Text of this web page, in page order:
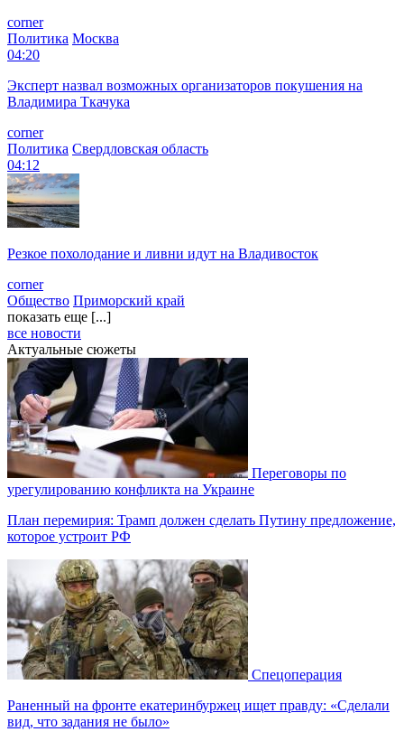
corner
Политика Москва
04:20
Эксперт назвал возможных организаторов покушения на
Владимира Ткачука
corner
Политика Свердловская область
04:12
Резкое похолодание и ливни идут на Владивосток
corner
Общество Приморский край
показать еще [...]
все новости
Актуальные сюжеты
Переговоры по
урегулированию конфликта на Украине
План перемирия: Трамп должен сделать Путину предложение,
которое устроит РФ
Спецоперация
Раненный на фронте екатеринбуржец ищет правду: «Сделали
вид, что задания не было»